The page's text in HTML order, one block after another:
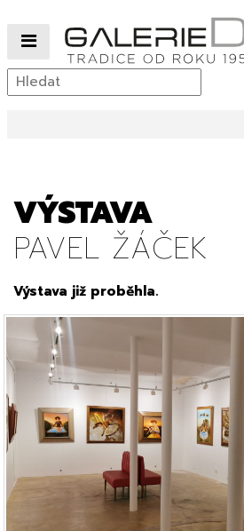
VÝSTAVA
PAVEL ŽÁČEK
Výstava již proběhla.